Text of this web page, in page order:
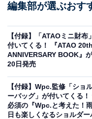
素敵なあの人2026年8月号増
月号増刊』（税込1850
フラグメントケース」
編集部が選ぶおす
【付録】「ATAOミニ財布
付いてくる！ 『ATAO 20th
ANNIVERSARY BOOK』
20日発売
【付録】Wpc.監修「ショ
ーバッグ」が付いてくる！
必須の『Wpc.と考えた！
日も楽しくなるショルダー